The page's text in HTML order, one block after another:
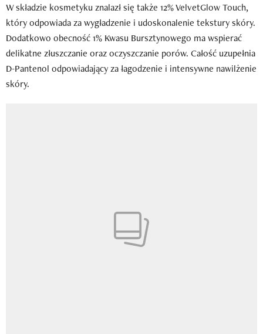
W składzie kosmetyku znalazł się także 12% VelvetGlow Touch,
który odpowiada za wygładzenie i udoskonalenie tekstury skóry.
Dodatkowo obecność 1% Kwasu Bursztynowego ma wspierać
delikatne złuszczanie oraz oczyszczanie porów. Całość uzupełnia
D-Pantenol odpowiadający za łagodzenie i intensywne nawilżenie
skóry.